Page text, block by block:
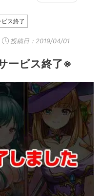
ス終了
投稿日：2019/04/01
ービス終了※